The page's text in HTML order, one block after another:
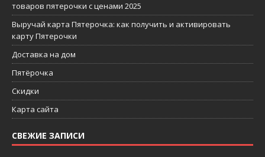
товаров пятерочки с ценами 2025
Выручай карта Пятерочка: как получить и активировать
карту Пятерочки
Доставка на дом
Пятёрочка
Скидки
Карта сайта
СВЕЖИЕ ЗАПИСИ